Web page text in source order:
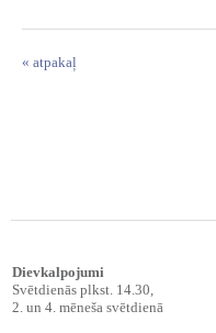
« atpakaļ
Dievkalpojumi
Svētdienās plkst. 14.30,
2. un 4. mēneša svētdienā